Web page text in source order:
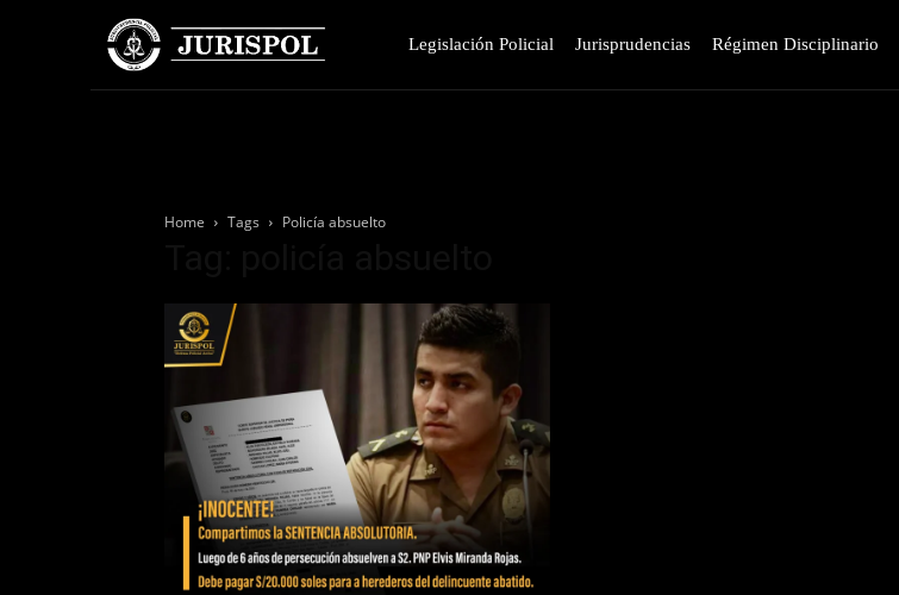
Legislación Policial Jurisprudencias Régimen Disciplinario
Home Tags Policía absuelto